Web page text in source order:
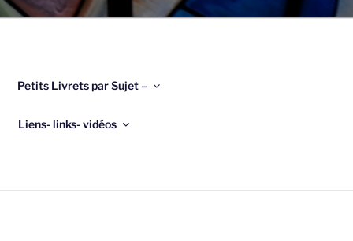
Petits Livrets par Sujet –
Liens- links- vidéos